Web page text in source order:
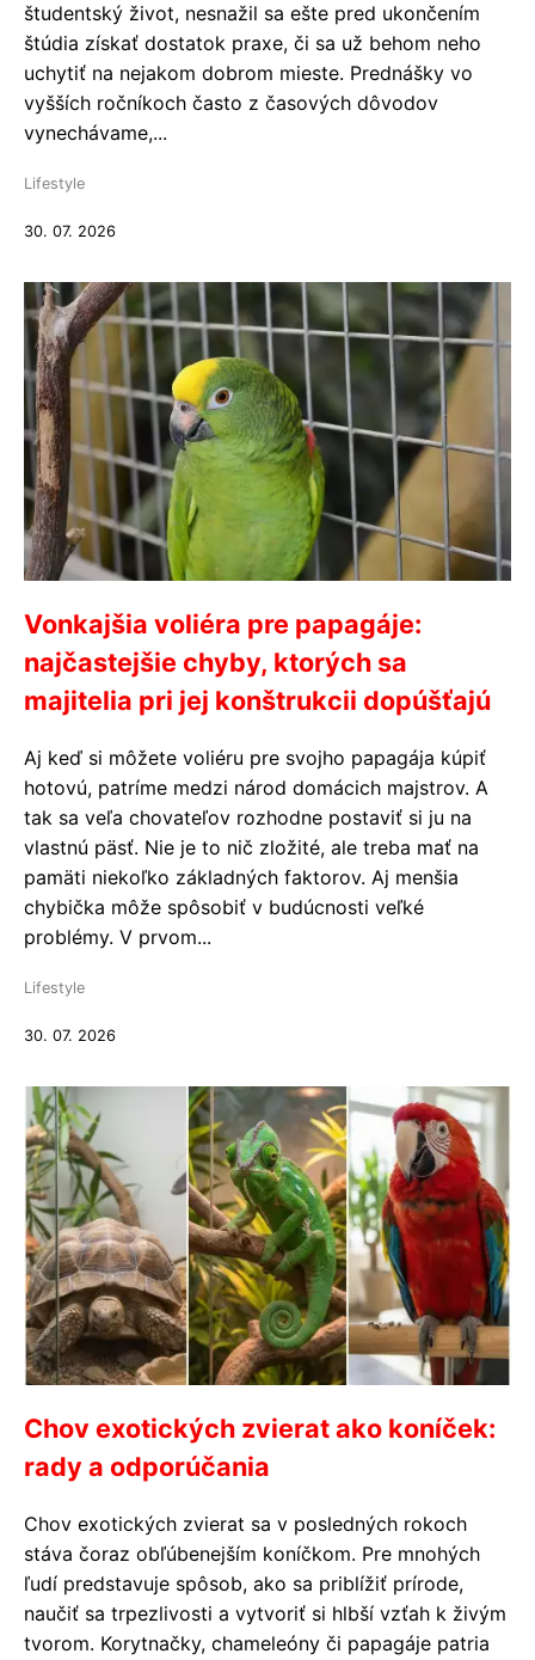
študentský život, nesnažil sa ešte pred ukončením
štúdia získať dostatok praxe, či sa už behom neho
uchytiť na nejakom dobrom mieste. Prednášky vo
vyšších ročníkoch často z časových dôvodov
vynechávame,...
Lifestyle
30. 07. 2026
Vonkajšia voliéra pre papagáje:
najčastejšie chyby, ktorých sa
majitelia pri jej konštrukcii dopúšťajú
Aj keď si môžete voliéru pre svojho papagája kúpiť
hotovú, patríme medzi národ domácich majstrov. A
tak sa veľa chovateľov rozhodne postaviť si ju na
vlastnú päsť. Nie je to nič zložité, ale treba mať na
pamäti niekoľko základných faktorov. Aj menšia
chybička môže spôsobiť v budúcnosti veľké
problémy. V prvom...
Lifestyle
30. 07. 2026
Chov exotických zvierat ako koníček:
rady a odporúčania
Chov exotických zvierat sa v posledných rokoch
stáva čoraz obľúbenejším koníčkom. Pre mnohých
ľudí predstavuje spôsob, ako sa priblížiť prírode,
naučiť sa trpezlivosti a vytvoriť si hlbší vzťah k živým
tvorom. Korytnačky, chameleóny či papagáje patria